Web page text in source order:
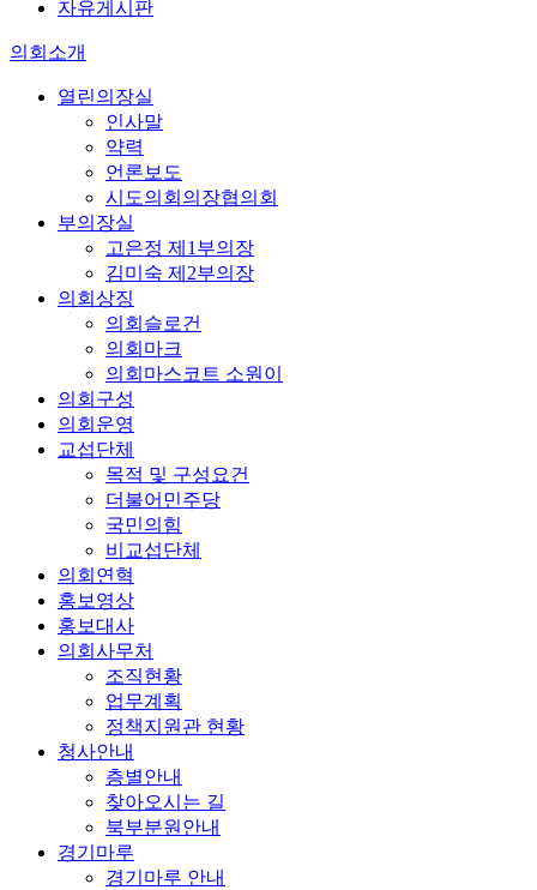
자유게시판
의회소개
열린의장실
인사말
약력
언론보도
시도의회의장협의회
부의장실
고은정 제1부의장
김미숙 제2부의장
의회상징
의회슬로건
의회마크
의회마스코트 소원이
의회구성
의회운영
교섭단체
목적 및 구성요건
더불어민주당
국민의힘
비교섭단체
의회연혁
홍보영상
홍보대사
의회사무처
조직현황
업무계획
정책지원관 현황
청사안내
층별안내
찾아오시는 길
북부분원안내
경기마루
경기마루 안내